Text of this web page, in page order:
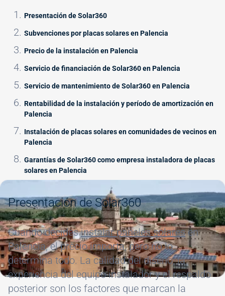
Presentación de Solar360
Subvenciones por placas solares en Palencia
Precio de la instalación en Palencia
Servicio de financiación de Solar360 en Palencia
Servicio de mantenimiento de Solar360 en Palencia
Rentabilidad de la instalación y período de amortización en
Palencia
Instalación de placas solares en comunidades de vecinos en
Palencia
Garantías de Solar360 como empresa instaladora de placas
solares en Palencia
Image
Presentación de Solar360
Cuando decidesinstalar paneles solaresen
Palencia, el precio importa, pero no lo
determina todo. La calidad del diseño, la
experiencia del equipo instalador y el respaldo
posterior son los factores que marcan la